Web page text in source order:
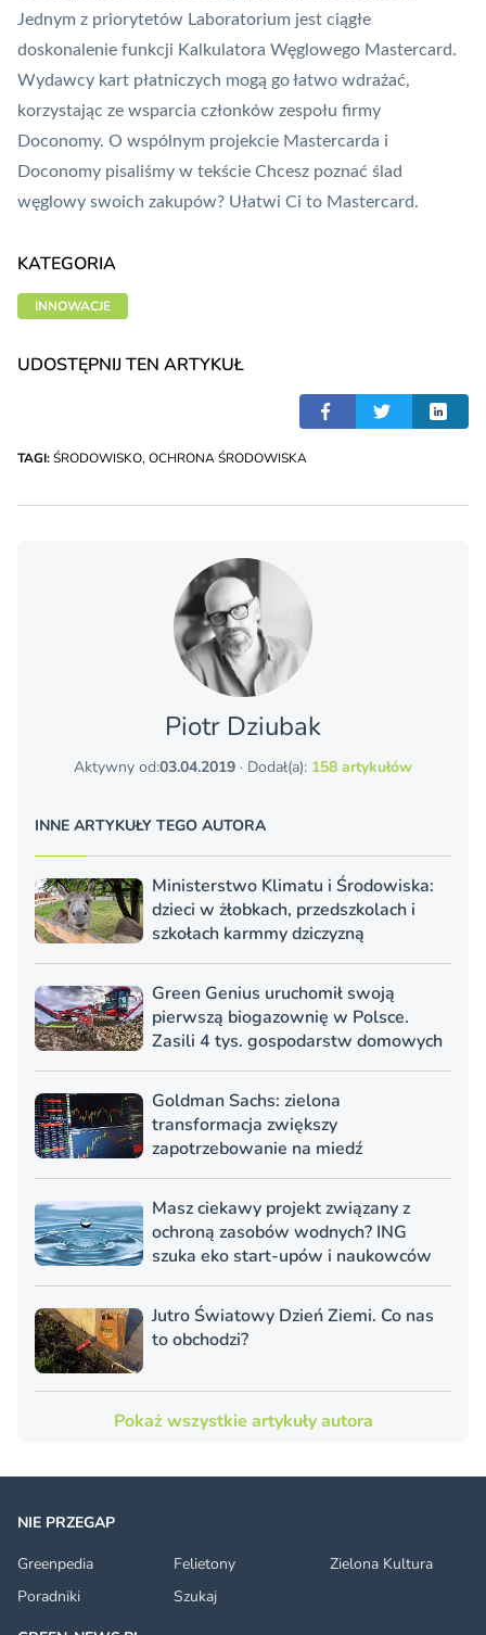
Jednym z priorytetów Laboratorium jest ciągłe
doskonalenie funkcji Kalkulatora Węglowego Mastercard.
Wydawcy kart płatniczych mogą go łatwo wdrażać,
korzystając ze wsparcia członków zespołu firmy
Doconomy. O wspólnym projekcie Mastercarda i
Doconomy pisaliśmy w tekście Chcesz poznać ślad
węglowy swoich zakupów? Ułatwi Ci to Mastercard.
KATEGORIA
INNOWACJE
UDOSTĘPNIJ TEN ARTYKUŁ
TAGI:ŚRODOWISKO, OCHRONA ŚRODOWISKA
Piotr Dziubak
Aktywny od:03.04.2019 · Dodał(a): 158 artykułów
INNE ARTYKUŁY TEGO AUTORA
Ministerstwo Klimatu i Środowiska:
dzieci w żłobkach, przedszkolach i
szkołach karmmy dziczyzną
Green Genius uruchomił swoją
pierwszą biogazownię w Polsce.
Zasili 4 tys. gospodarstw domowych
Goldman Sachs: zielona
transformacja zwiększy
zapotrzebowanie na miedź
Masz ciekawy projekt związany z
ochroną zasobów wodnych? ING
szuka eko start-upów i naukowców
Jutro Światowy Dzień Ziemi. Co nas
to obchodzi?
Pokaż wszystkie artykuły autora
NIE PRZEGAP
Greenpedia
Felietony
Zielona Kultura
Poradniki
Szukaj